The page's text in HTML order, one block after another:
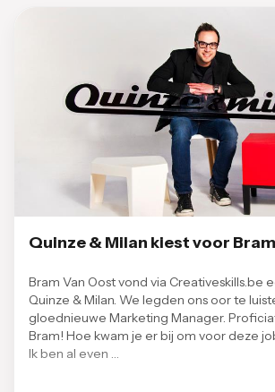
Quinze & Milan kiest voor
Bram Van Oost vond via Creativeskills.be
Quinze & Milan. We legden ons oor te
gloednieuwe Marketing Manager.
Bram! Hoe kwam je er bij om voor deze
Ik ben al even …